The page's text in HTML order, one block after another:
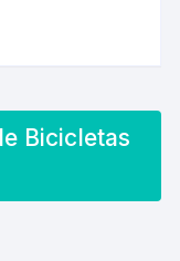
Bicicletas